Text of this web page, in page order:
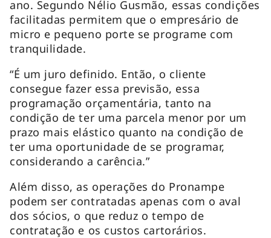
ano. Segundo Nélio Gusmão, essas condições
facilitadas permitem que o empresário de
micro e pequeno porte se programe com
tranquilidade.
“É um juro definido. Então, o cliente
consegue fazer essa previsão, essa
programação orçamentária, tanto na
condição de ter uma parcela menor por um
prazo mais elástico quanto na condição de
ter uma oportunidade de se programar,
considerando a carência.”
Além disso, as operações do Pronampe
podem ser contratadas apenas com o aval
dos sócios, o que reduz o tempo de
contratação e os custos cartorários.